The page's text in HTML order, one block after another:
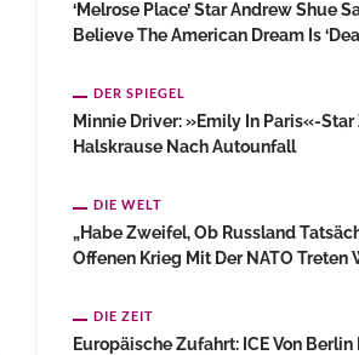
‘Melrose Place’ Star Andrew Shue
Believe The American Dream Is
DER SPIEGEL
Minnie Driver: »Emily In Paris«-
Halskrause Nach Autounfall
DIE WELT
„Habe Zweifel, Ob Russland
Offenen Krieg Mit Der NATO Treten
DIE ZEIT
Europäische Zufahrt: ICE Von Berlin